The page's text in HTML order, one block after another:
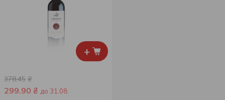
+
378.45 ₴
299.90 ₴ до 31.08